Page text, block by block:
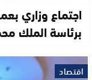
اجتماع وزاري
برئاسة الملك
اقتصاد